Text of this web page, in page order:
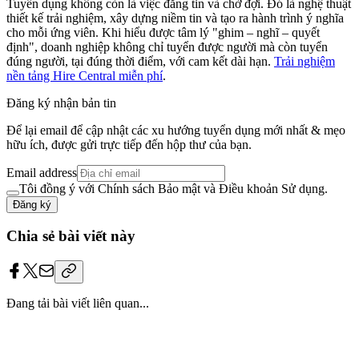
Tuyển dụng không còn là việc đăng tin và chờ đợi. Đó là nghệ thuật
thiết kế trải nghiệm, xây dựng niềm tin và tạo ra hành trình ý nghĩa
cho mỗi ứng viên. Khi hiểu được tâm lý "ghim – nghĩ – quyết
định", doanh nghiệp không chỉ tuyển được người mà còn tuyển
đúng người, tại đúng thời điểm, với cam kết dài hạn. Trải nghiệm
nền tảng Hire Central miễn phí.
Đăng ký nhận bản tin
Để lại email để cập nhật các xu hướng tuyển dụng mới nhất & mẹo
hữu ích, được gửi trực tiếp đến hộp thư của bạn.
Email address
Tôi đồng ý với Chính sách Bảo mật và Điều khoản Sử dụng.
Đăng ký
Chia sẻ bài viết này
Đang tải bài viết liên quan...